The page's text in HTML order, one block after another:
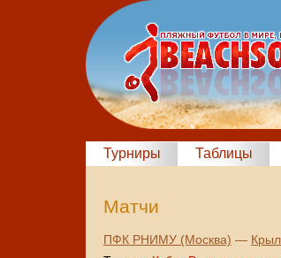
Турниры Таблицы
Матчи
ПФК РНИМУ (Москва) —